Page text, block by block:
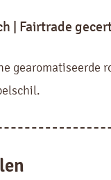
| Fairtrade
gearomatiseerde